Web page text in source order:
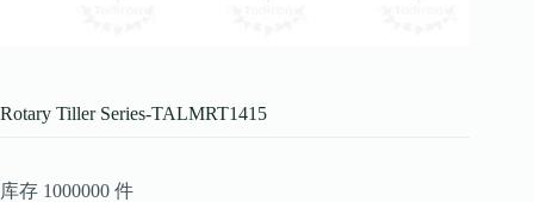
Rotary Tiller Series-TALMRT1415
库存 1000000 件